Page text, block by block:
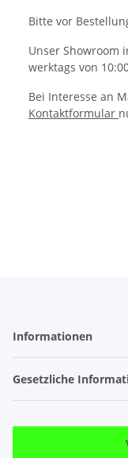
Bitte vor
Unser Showroom
werktags von
Bei Interesse an
Kontaktformular
Informationen
Gesetzliche